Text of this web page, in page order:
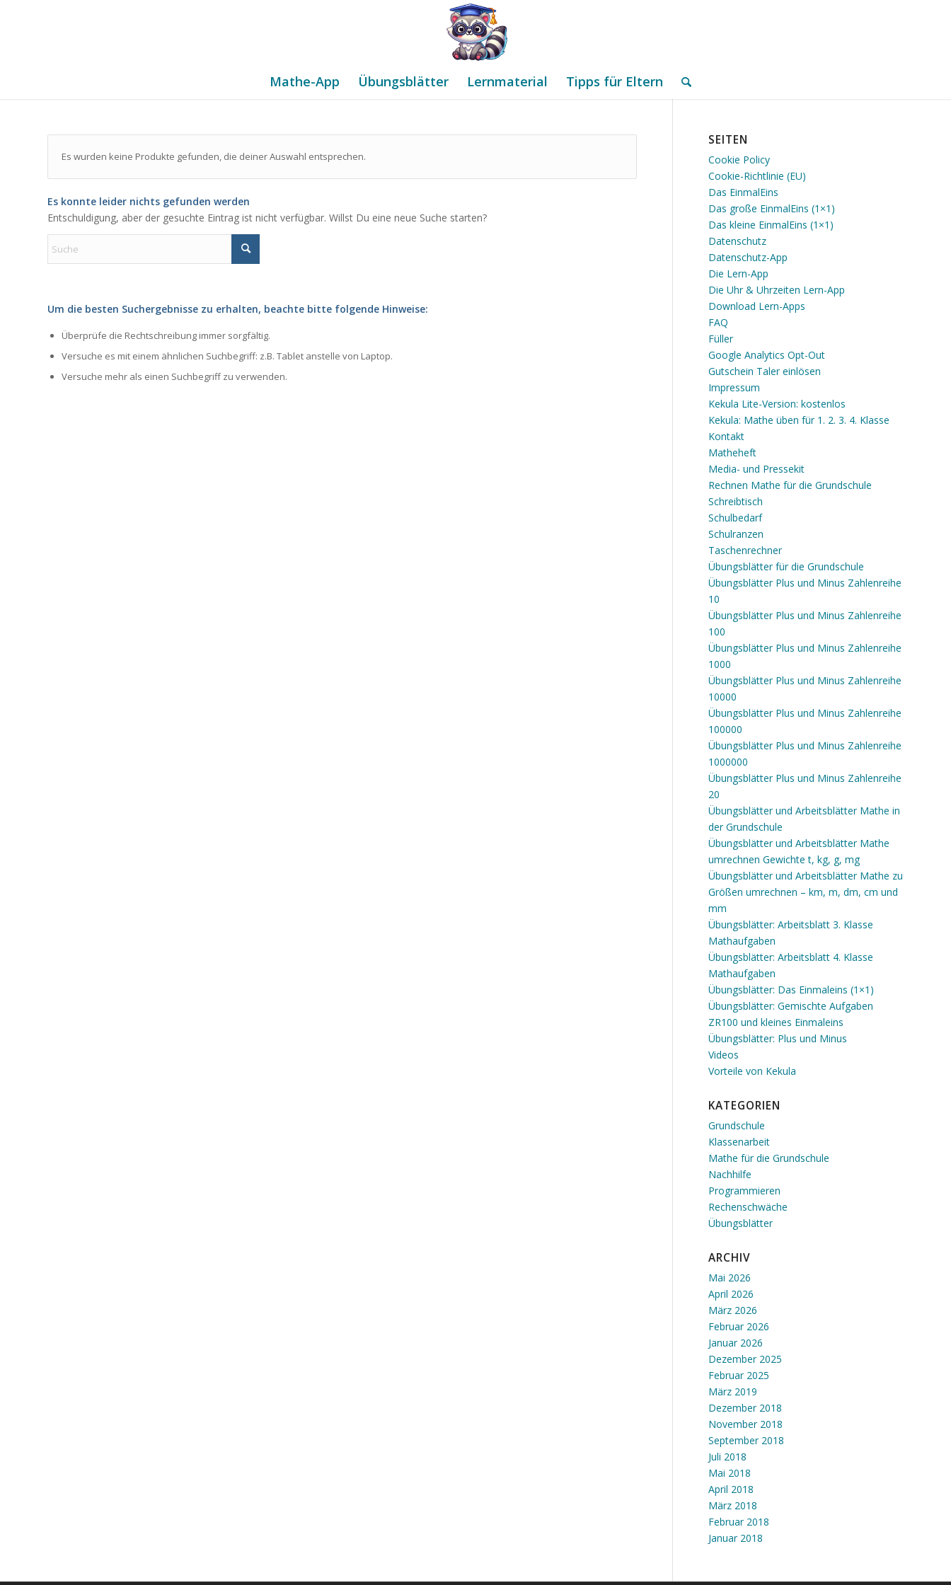
Mathe-App Übungsblätter Lernmaterial Tipps für Eltern
Es wurden keine Produkte gefunden, die deiner Auswahl entsprechen.
Es konnte leider nichts gefunden werden
Entschuldigung, aber der gesuchte Eintrag ist nicht verfügbar. Willst Du eine neue Suche starten?
Um die besten Suchergebnisse zu erhalten, beachte bitte folgende Hinweise:
Überprüfe die Rechtschreibung immer sorgfältig.
Versuche es mit einem ähnlichen Suchbegriff: z.B. Tablet anstelle von Laptop.
Versuche mehr als einen Suchbegriff zu verwenden.
SEITEN
Cookie Policy
Cookie-Richtlinie (EU)
Das EinmalEins
Das große EinmalEins (1×1)
Das kleine EinmalEins (1×1)
Datenschutz
Datenschutz-App
Die Lern-App
Die Uhr & Uhrzeiten Lern-App
Download Lern-Apps
FAQ
Füller
Google Analytics Opt-Out
Gutschein Taler einlösen
Impressum
Kekula Lite-Version: kostenlos
Kekula: Mathe üben für 1. 2. 3. 4. Klasse
Kontakt
Matheheft
Media- und Pressekit
Rechnen Mathe für die Grundschule
Schreibtisch
Schulbedarf
Schulranzen
Taschenrechner
Übungsblätter für die Grundschule
Übungsblätter Plus und Minus Zahlenreihe
10
Übungsblätter Plus und Minus Zahlenreihe
100
Übungsblätter Plus und Minus Zahlenreihe
1000
Übungsblätter Plus und Minus Zahlenreihe
10000
Übungsblätter Plus und Minus Zahlenreihe
100000
Übungsblätter Plus und Minus Zahlenreihe
1000000
Übungsblätter Plus und Minus Zahlenreihe
20
Übungsblätter und Arbeitsblätter Mathe in
der Grundschule
Übungsblätter und Arbeitsblätter Mathe
umrechnen Gewichte t, kg, g, mg
Übungsblätter und Arbeitsblätter Mathe zu
Größen umrechnen – km, m, dm, cm und
mm
Übungsblätter: Arbeitsblatt 3. Klasse
Mathaufgaben
Übungsblätter: Arbeitsblatt 4. Klasse
Mathaufgaben
Übungsblätter: Das Einmaleins (1×1)
Übungsblätter: Gemischte Aufgaben
ZR100 und kleines Einmaleins
Übungsblätter: Plus und Minus
Videos
Vorteile von Kekula
KATEGORIEN
Grundschule
Klassenarbeit
Mathe für die Grundschule
Nachhilfe
Programmieren
Rechenschwäche
Übungsblätter
ARCHIV
Mai 2026
April 2026
März 2026
Februar 2026
Januar 2026
Dezember 2025
Februar 2025
März 2019
Dezember 2018
November 2018
September 2018
Juli 2018
Mai 2018
April 2018
März 2018
Februar 2018
Januar 2018